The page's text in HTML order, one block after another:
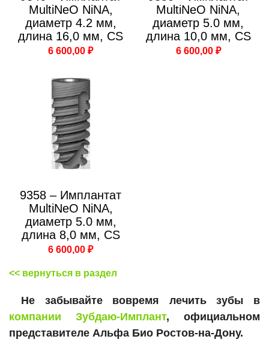
MultiNeO NiNA,
диаметр 4.2 мм,
длина 16,0 мм, CS
6 600,00 ₽
MultiNeO NiNA,
диаметр 5.0 мм,
длина 10,0 мм, CS
6 600,00 ₽
9358 – Имплантат
MultiNeO NiNA,
диаметр 5.0 мм,
длина 8,0 мм, CS
6 600,00 ₽
<< вернуться в раздел
Не забывайте вовремя лечить зубы в
компании Зубдаю-Имплант, официальном
представителе Альфа Био Ростов-на-Дону.